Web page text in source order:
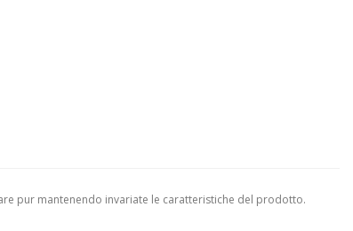
pur mantenendo invariate le caratteristiche del prodotto.